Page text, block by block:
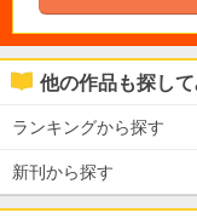
他の作品も探し
ランキングから探す
新刊から探す